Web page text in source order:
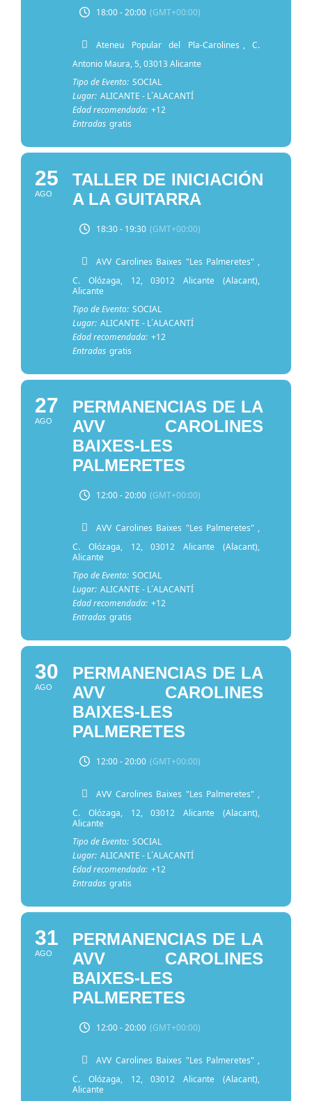
18:00 - 20:00 (GMT+00:00)
Ateneu Popular del Pla-Carolines , C.
Antonio Maura, 5, 03013 Alicante
Tipo de Evento: SOCIAL
Lugar: ALICANTE - L´ALACANTÍ
Edad recomendada: +12
Entradas gratis
25
AGO
TALLER DE INICIACIÓN
A LA GUITARRA
18:30 - 19:30 (GMT+00:00)
AVV Carolines Baixes "Les Palmeretes" ,
C. Olózaga, 12, 03012 Alicante (Alacant),
Alicante
Tipo de Evento: SOCIAL
Lugar: ALICANTE - L´ALACANTÍ
Edad recomendada: +12
Entradas gratis
27
AGO
PERMANENCIAS DE LA
AVV CAROLINES
BAIXES-LES
PALMERETES
12:00 - 20:00 (GMT+00:00)
AVV Carolines Baixes "Les Palmeretes" ,
C. Olózaga, 12, 03012 Alicante (Alacant),
Alicante
Tipo de Evento: SOCIAL
Lugar: ALICANTE - L´ALACANTÍ
Edad recomendada: +12
Entradas gratis
30
AGO
PERMANENCIAS DE LA
AVV CAROLINES
BAIXES-LES
PALMERETES
12:00 - 20:00 (GMT+00:00)
AVV Carolines Baixes "Les Palmeretes" ,
C. Olózaga, 12, 03012 Alicante (Alacant),
Alicante
Tipo de Evento: SOCIAL
Lugar: ALICANTE - L´ALACANTÍ
Edad recomendada: +12
Entradas gratis
31
AGO
PERMANENCIAS DE LA
AVV CAROLINES
BAIXES-LES
PALMERETES
12:00 - 20:00 (GMT+00:00)
AVV Carolines Baixes "Les Palmeretes" ,
C. Olózaga, 12, 03012 Alicante (Alacant),
Alicante